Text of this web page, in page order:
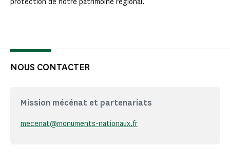
NOUS CONTACTER
Mission mécénat et partenariats
mecenat@monuments-nationaux.fr